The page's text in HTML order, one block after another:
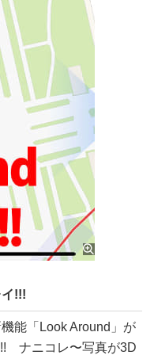
!!!
能「Look Around」が
ナニコレ〜写真が3D